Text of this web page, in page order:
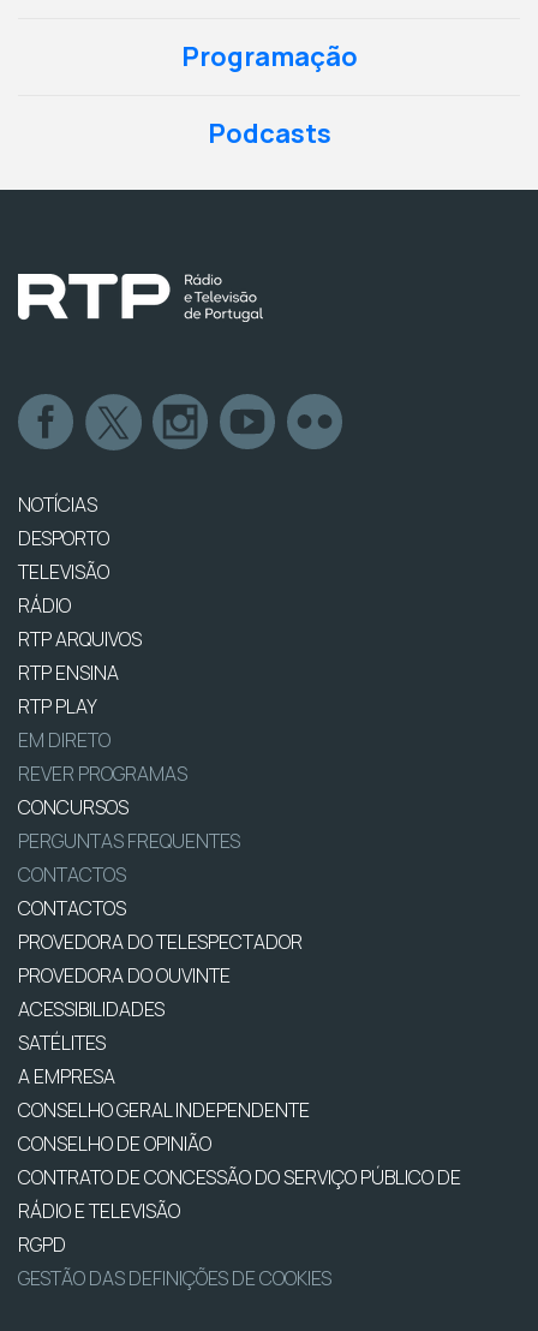
Programação
Podcasts
NOTÍCIAS
DESPORTO
TELEVISÃO
RÁDIO
RTP ARQUIVOS
RTP ENSINA
RTP PLAY
EM DIRETO
REVER PROGRAMAS
CONCURSOS
PERGUNTAS FREQUENTES
CONTACTOS
CONTACTOS
PROVEDORA DO TELESPECTADOR
PROVEDORA DO OUVINTE
ACESSIBILIDADES
SATÉLITES
A EMPRESA
CONSELHO GERAL INDEPENDENTE
CONSELHO DE OPINIÃO
CONTRATO DE CONCESSÃO DO SERVIÇO PÚBLICO DE
RÁDIO E TELEVISÃO
RGPD
GESTÃO DAS DEFINIÇÕES DE COOKIES